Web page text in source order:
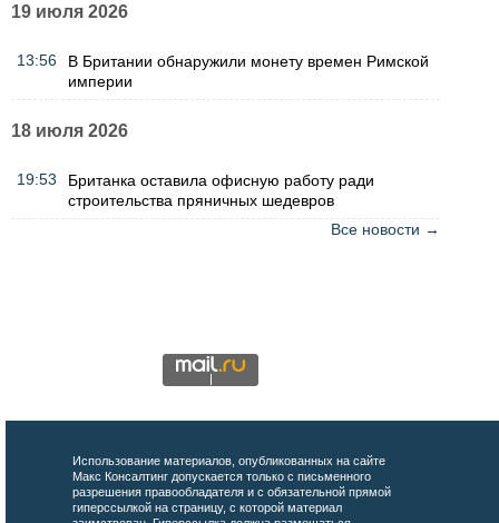
19 июля 2026
13:56
В Британии обнаружили монету времен Римской
империи
18 июля 2026
19:53
Британка оставила офисную работу ради
строительства пряничных шедевров
Все новости →
Использование материалов, опубликованных на сайте
Макс Консалтинг допускается только с письменного
разрешения правообладателя и с обязательной прямой
гиперссылкой на страницу, с которой материал